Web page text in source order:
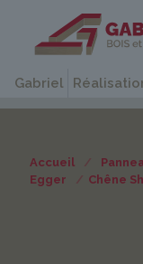
Gabriel
Accueil /
Egger
/ Chêne